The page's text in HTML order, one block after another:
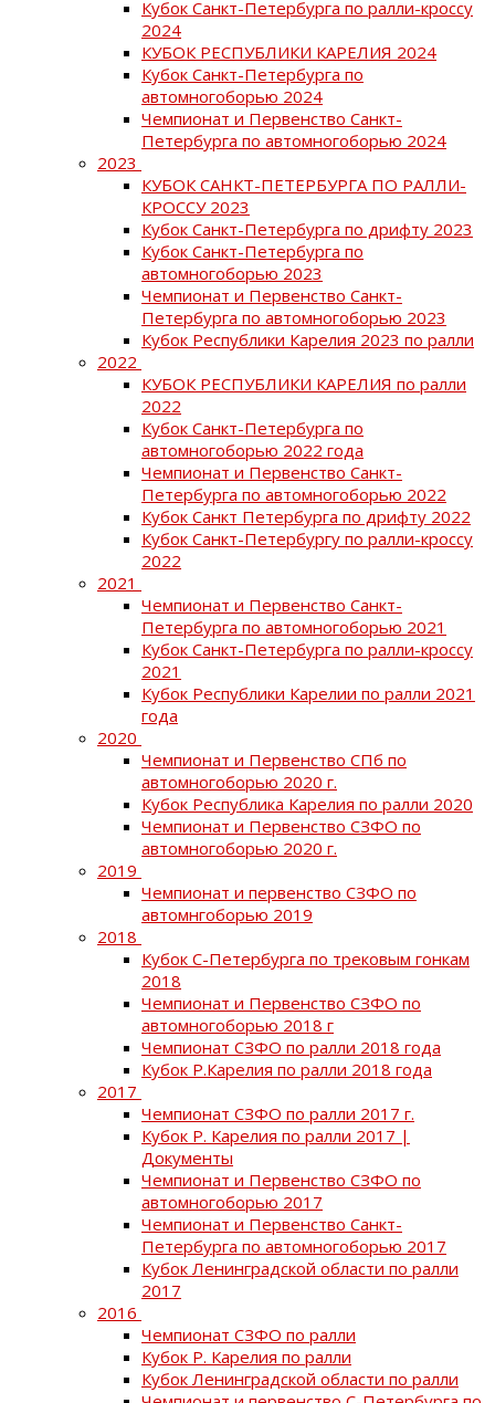
Кубок Санкт-Петербурга по ралли-кроссу
2024
КУБОК РЕСПУБЛИКИ КАРЕЛИЯ 2024
Кубок Санкт-Петербурга по
автомногоборью 2024
Чемпионат и Первенство Санкт-
Петербурга по автомногоборью 2024
2023
КУБОК САНКТ-ПЕТЕРБУРГА ПО РАЛЛИ-
КРОССУ 2023
Кубок Санкт-Петербурга по дрифту 2023
Кубок Санкт-Петербурга по
автомногоборью 2023
Чемпионат и Первенство Санкт-
Петербурга по автомногоборью 2023
Кубок Республики Карелия 2023 по ралли
2022
КУБОК РЕСПУБЛИКИ КАРЕЛИЯ по ралли
2022
Кубок Санкт-Петербурга по
автомногоборью 2022 года
Чемпионат и Первенство Санкт-
Петербурга по автомногоборью 2022
Кубок Санкт Петербурга по дрифту 2022
Кубок Санкт-Петербургу по ралли-кроссу
2022
2021
Чемпионат и Первенство Санкт-
Петербурга по автомногоборью 2021
Кубок Санкт-Петербурга по ралли-кроссу
2021
Кубок Республики Карелии по ралли 2021
года
2020
Чемпионат и Первенство СПб по
автомногоборью 2020 г.
Кубок Республика Карелия по ралли 2020
Чемпионат и Первенство СЗФО по
автомногоборью 2020 г.
2019
Чемпионат и первенство СЗФО по
автомнгоборью 2019
2018
Кубок С-Петербурга по трековым гонкам
2018
Чемпионат и Первенство СЗФО по
автомногоборью 2018 г
Чемпионат СЗФО по ралли 2018 года
Кубок Р.Карелия по ралли 2018 года
2017
Чемпионат СЗФО по ралли 2017 г.
Кубок Р. Карелия по ралли 2017 |
Документы
Чемпионат и Первенство СЗФО по
автомногоборью 2017
Чемпионат и Первенство Санкт-
Петербурга по автомногоборью 2017
Кубок Ленинградской области по ралли
2017
2016
Чемпионат СЗФО по ралли
Кубок Р. Карелия по ралли
Кубок Ленинградской области по ралли